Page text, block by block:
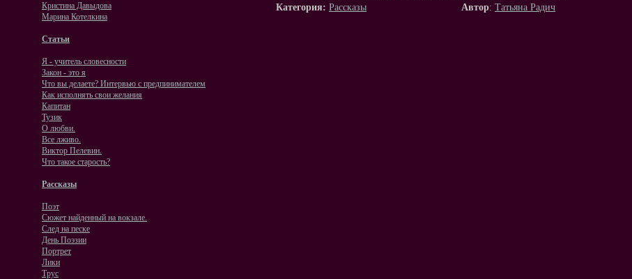
Кристина Давыдова
Марина Котелкина
Статьи
Я - учитель словесности
Закон - это я
Что вы делаете? Интервью с предпинимателем
Как исполнять свои желания
Капитан
Тузик
О любви.
Все лживо.
Виктор Пелевин.
Что такое старость?
Рассказы
Поэт
Сюжет найденный на вокзале.
След на песке
День Поэзии
Портрет
Лики
Трус
Категория: Рассказы Автор: Татьяна Радич